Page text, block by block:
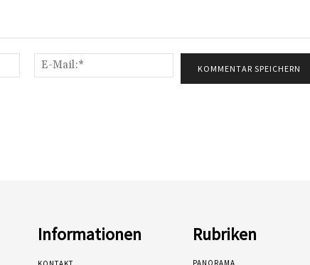
Name:*
Mail:*
Informationen Rubriken
PANORAMA